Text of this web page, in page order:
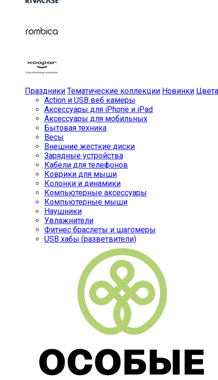
Праздники Тематические коллекции Новинки Цвета
Action и USB веб камеры
Аксессуары для iPhone и iPad
Аксессуары для мобильных
Бытовая техника
Весы
Внешние жесткие диски
Зарядные устройства
Кабели для телефонов
Коврики для мыши
Колонки и динамики
Компьютерные аксессуары
Компьютерные мыши
Наушники
Увлажнители
Фитнес браслеты и шагомеры
USB хабы (разветвители)